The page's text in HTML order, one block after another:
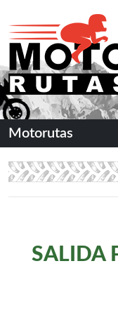
Motorutas
SALIDA